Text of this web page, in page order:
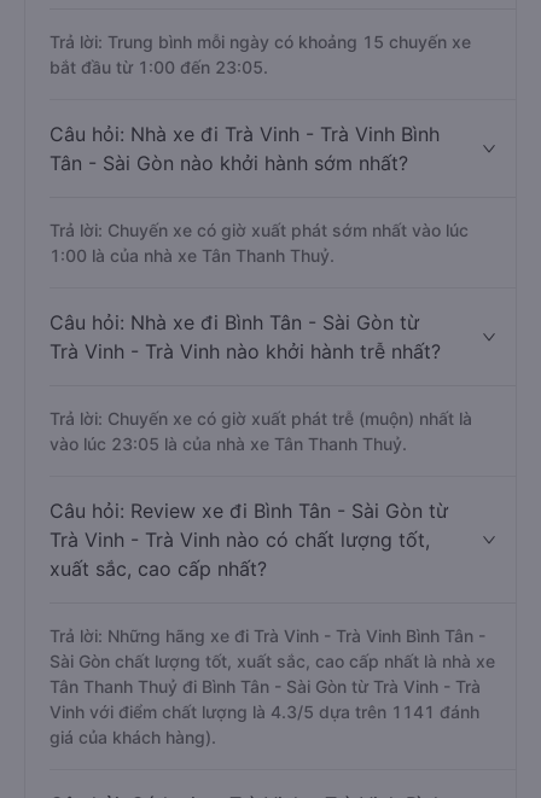
Trả lời: Trung bình mỗi ngày có khoảng 15 chuyến xe
bắt đầu từ 1:00 đến 23:05.
Câu hỏi: Nhà xe đi Trà Vinh - Trà Vinh Bình
Tân - Sài Gòn nào khởi hành sớm nhất?
Trả lời: Chuyến xe có giờ xuất phát sớm nhất vào lúc
1:00 là của nhà xe Tân Thanh Thuỷ.
Câu hỏi: Nhà xe đi Bình Tân - Sài Gòn từ
Trà Vinh - Trà Vinh nào khởi hành trễ nhất?
Trả lời: Chuyến xe có giờ xuất phát trễ (muộn) nhất là
vào lúc 23:05 là của nhà xe Tân Thanh Thuỷ.
Câu hỏi: Review xe đi Bình Tân - Sài Gòn từ
Trà Vinh - Trà Vinh nào có chất lượng tốt,
xuất sắc, cao cấp nhất?
Trả lời: Những hãng xe đi Trà Vinh - Trà Vinh Bình Tân -
Sài Gòn chất lượng tốt, xuất sắc, cao cấp nhất là nhà xe
Tân Thanh Thuỷ đi Bình Tân - Sài Gòn từ Trà Vinh - Trà
Vinh với điểm chất lượng là 4.3/5 dựa trên 1141 đánh
giá của khách hàng).